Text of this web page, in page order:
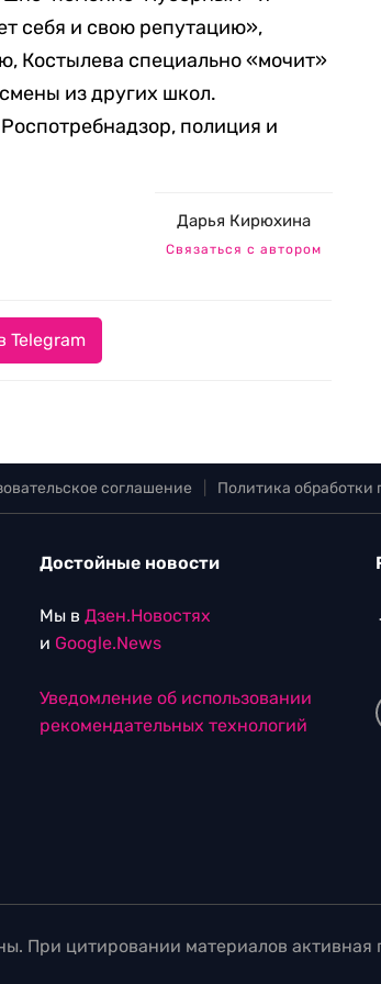
себя и свою репутацию»,
Костылева специально «мочит»
из других школ.
полиция и
Дарья Кирюхина
Связаться с автором
Telegram
соглашение Политика
Достойные новости
Мы в Дзен.Новостях
и Google.News
Уведомление об использовании
рекомендательных технологий
цитировании материалов активная